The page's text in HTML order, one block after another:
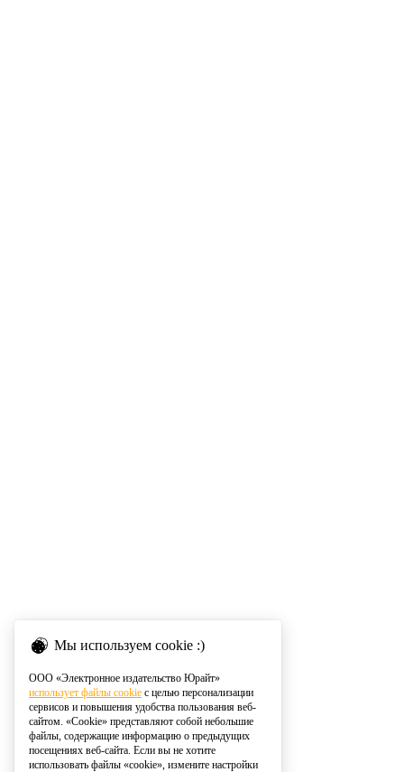
Мы используем cookie :)
ООО «Электронное издательство Юрайт»
использует файлы cookie с целью персонализации
сервисов и повышения удобства пользования веб-
сайтом. «Cookie» представляют собой небольшие
файлы, содержащие информацию о предыдущих
посещениях веб-сайта. Если вы не хотите
использовать файлы «cookie», измените настройки